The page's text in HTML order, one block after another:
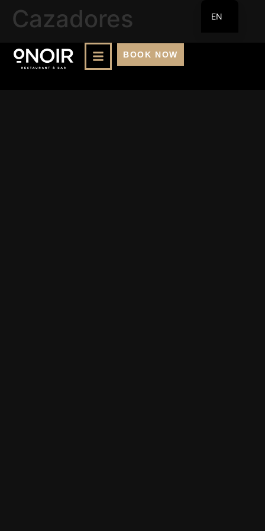
Cazadores
BOOK NOW
EN